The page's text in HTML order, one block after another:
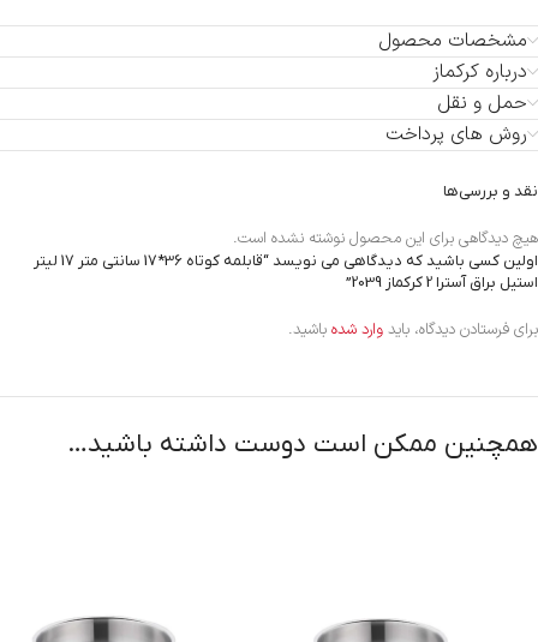
مشخصات محصول
درباره کرکماز
حمل و نقل
روش های پرداخت
نقد و بررسی‌ها
هیچ دیدگاهی برای این محصول نوشته نشده است.
اولین کسی باشید که دیدگاهی می نویسد “قابلمه کوتاه 36*17 سانتی متر 17 لیتر
استیل براق آسترا 2 کرکماز 2039”
برای فرستادن دیدگاه، باید وارد شده باشید.
همچنین ممکن است دوست داشته باشید…